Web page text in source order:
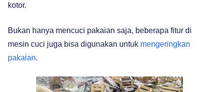
kotor.
Bukan hanya mencuci pakaian saja, beberapa fitur di
mesin cuci juga bisa digunakan untuk mengeringkan
pakaian.